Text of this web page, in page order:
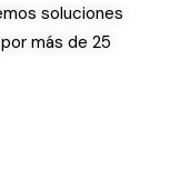
soluciones
más de 25